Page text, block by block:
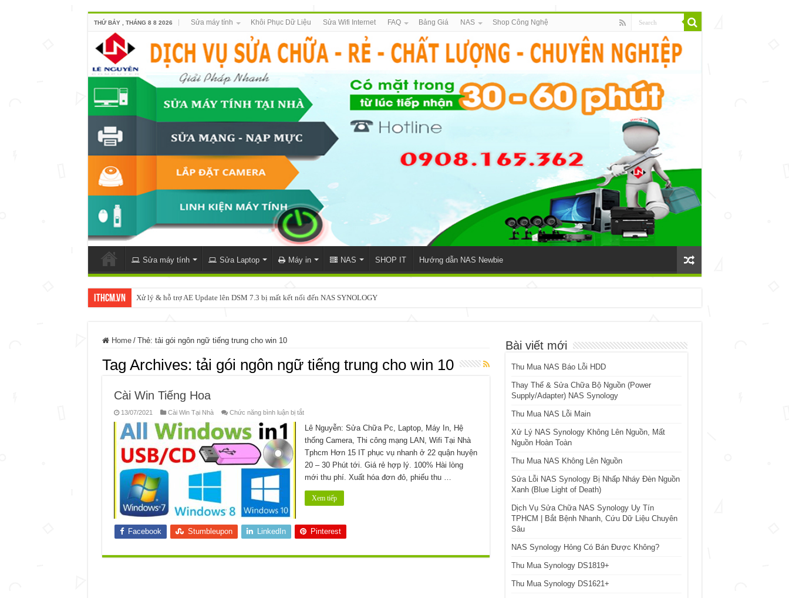
THỨ BẢY , THÁNG 8 8 2026 Sửa máy tính Khôi Phục Dữ Liệu Sửa Wifi Internet FAQ Bảng Giá NAS Shop Công Nghệ
Sửa máy tính Sửa Laptop Máy in NAS SHOP IT Hướng dẫn NAS Newbie
ItHCM.VN Xử lý & hỗ trợ AE Update lên DSM 7.3 bị mất kết nối đến NAS SYNOLOGY
Home / Thẻ: tải gói ngôn ngữ tiếng trung cho win 10
Tag Archives: tải gói ngôn ngữ tiếng trung cho win 10
Cài Win Tiếng Hoa
13/07/2021 Cài Win Tại Nhà Chức năng bình luận bị tắtở
Win
Tiếng
Hoa
Lê Nguyễn: Sửa Chữa Pc, Laptop, Máy In, Hệ
thống Camera, Thi công mạng LAN, Wifi Tại Nhà
Tphcm Hơn 15 IT phục vụ nhanh ở 22 quận huyện
20 – 30 Phút tới. Giá rẻ hợp lý. 100% Hài lòng
mới thu phí. Xuất hóa đơn đỏ, phiếu thu …
Xem tiếp
Facebook Stumbleupon LinkedIn Pinterest
Bài viết mới
Thu Mua NAS Báo Lỗi HDD
Thay Thế & Sửa Chữa Bộ Nguồn (Power
Supply/Adapter) NAS Synology
Thu Mua NAS Lỗi Main
Xử Lý NAS Synology Không Lên Nguồn, Mất
Nguồn Hoàn Toàn
Thu Mua NAS Không Lên Nguồn
Sửa Lỗi NAS Synology Bị Nhấp Nháy Đèn Nguồn
Xanh (Blue Light of Death)
Dịch Vụ Sửa Chữa NAS Synology Uy Tín
TPHCM | Bắt Bệnh Nhanh, Cứu Dữ Liệu Chuyên
Sâu
NAS Synology Hỏng Có Bán Được Không?
Thu Mua Synology DS1819+
Thu Mua Synology DS1621+